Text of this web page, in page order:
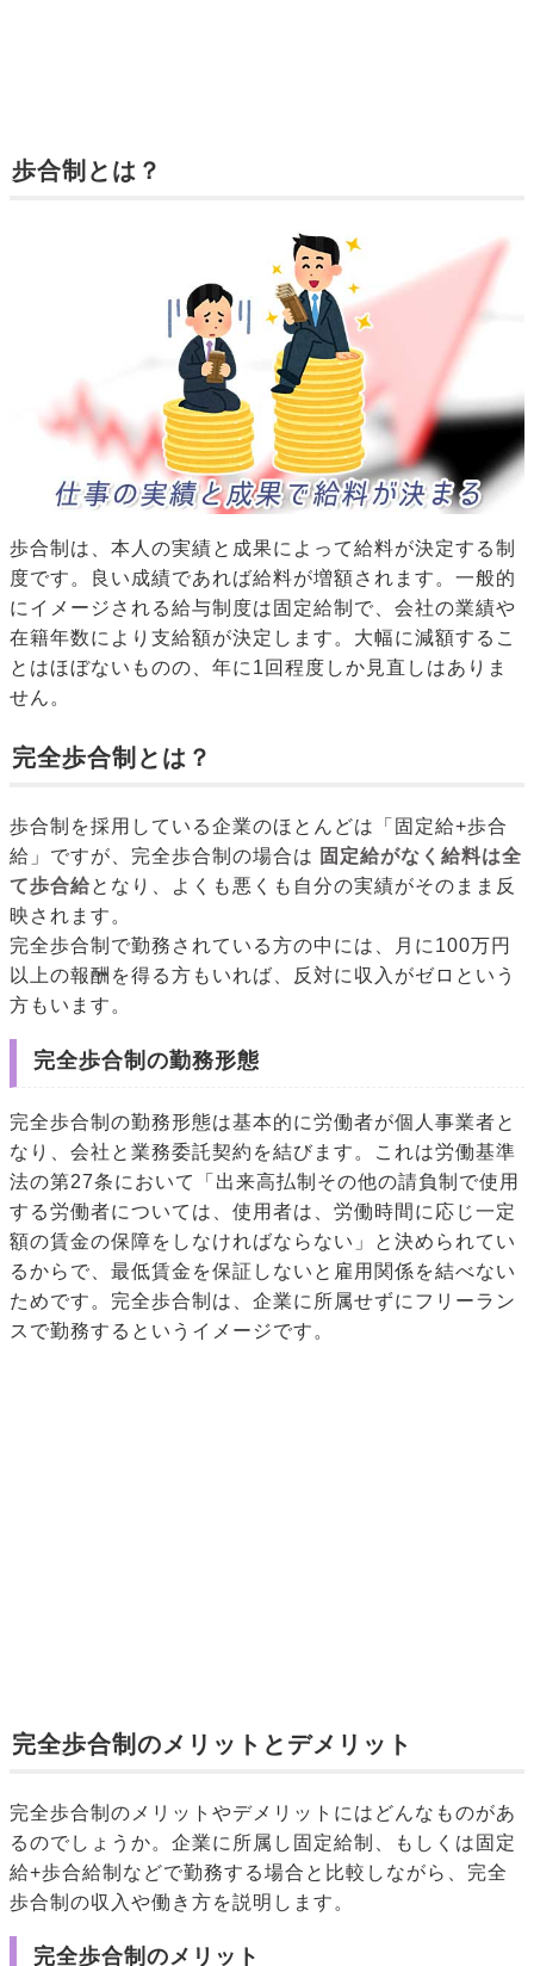
歩合制とは？
歩合制は、本人の実績と成果によって給料が決定する制
度です。良い成績であれば給料が増額されます。一般的
にイメージされる給与制度は固定給制で、会社の業績や
在籍年数により支給額が決定します。大幅に減額するこ
とはほぼないものの、年に1回程度しか見直しはありま
せん。
完全歩合制とは？
歩合制を採用している企業のほとんどは「固定給+歩合
給」ですが、完全歩合制の場合は 固定給がなく給料は全
て歩合給となり、よくも悪くも自分の実績がそのまま反
映されます。
完全歩合制で勤務されている方の中には、月に100万円
以上の報酬を得る方もいれば、反対に収入がゼロという
方もいます。
完全歩合制の勤務形態
完全歩合制の勤務形態は基本的に労働者が個人事業者と
なり、会社と業務委託契約を結びます。これは労働基準
法の第27条において「出来高払制その他の請負制で使用
する労働者については、使用者は、労働時間に応じ一定
額の賃金の保障をしなければならない」と決められてい
るからで、最低賃金を保証しないと雇用関係を結べない
ためです。完全歩合制は、企業に所属せずにフリーラン
スで勤務するというイメージです。
完全歩合制のメリットとデメリット
完全歩合制のメリットやデメリットにはどんなものがあ
るのでしょうか。企業に所属し固定給制、もしくは固定
給+歩合給制などで勤務する場合と比較しながら、完全
歩合制の収入や働き方を説明します。
完全歩合制のメリット